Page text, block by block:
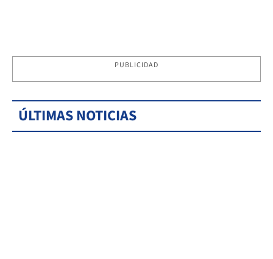
PUBLICIDAD
ÚLTIMAS NOTICIAS